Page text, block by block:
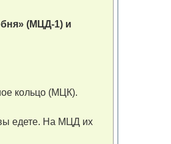
(МЦД-1) и
кольцо (МЦК).
едете. На МЦД их